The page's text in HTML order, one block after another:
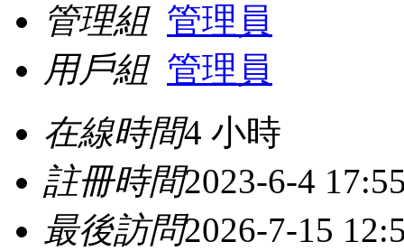
管理組 管理員
用戶組 管理員
在線時間4 小時
註冊時間2023-6-4
最後訪問2026-7-15